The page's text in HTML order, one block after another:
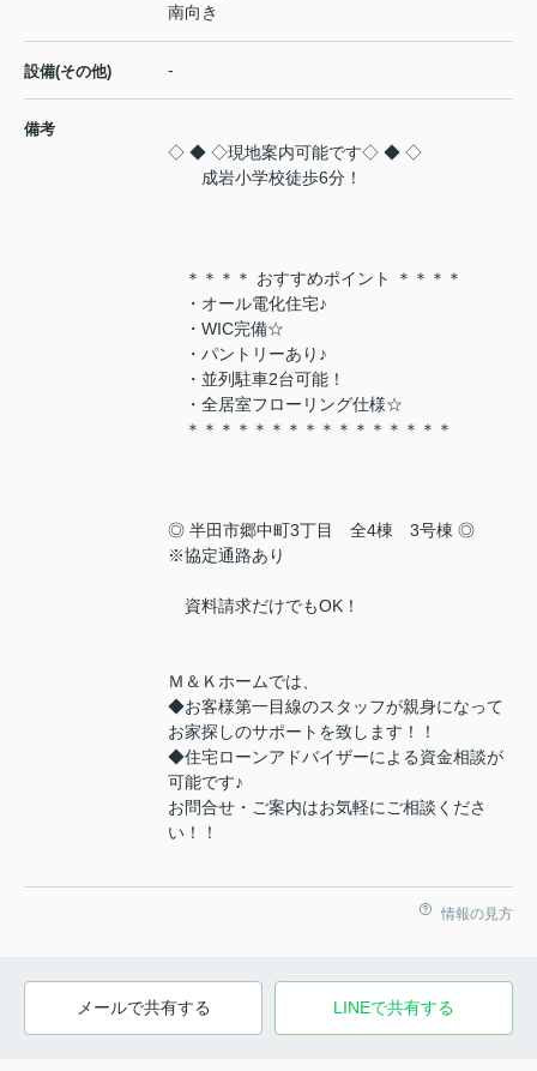
南向き
設備(その他) -
備考
◇ ◆ ◇現地案内可能です◇ ◆ ◇
成岩小学校徒歩6分！
＊＊＊＊ おすすめポイント ＊＊＊＊
・オール電化住宅♪
・WIC完備☆
・パントリーあり♪
・並列駐車2台可能！
・全居室フローリング仕様☆
＊＊＊＊＊＊＊＊＊＊＊＊＊＊＊＊
◎ 半田市郷中町3丁目 全4棟 3号棟 ◎
※協定通路あり
資料請求だけでもOK！
Ｍ＆Ｋホームでは、
◆お客様第一目線のスタッフが親身になって
お家探しのサポートを致します！！
◆住宅ローンアドバイザーによる資金相談が
可能です♪
お問合せ・ご案内はお気軽にご相談くださ
い！！
情報の見方
メールで共有する LINEで共有する